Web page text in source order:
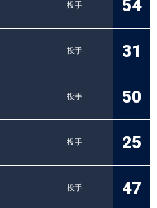
投手
54
投手
31
投手
50
投手
25
投手
47